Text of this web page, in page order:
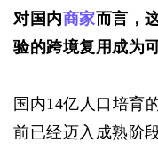
对国内商家而言，
验的跨境复用成为可
国内14亿人口培育
前已经迈入成熟阶